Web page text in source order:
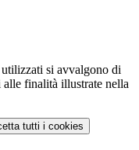
si avvalgono di
finalità illustrate nella
tutti i cookies